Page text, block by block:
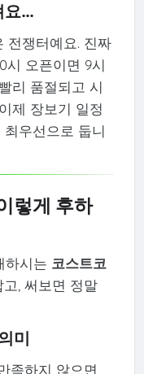
요…
전쟁터예요. 진짜
시 오픈이면 9시
리 품절되고 시
제 장보기 일정
최우선으로 둡니
렇게 후하
하시는 코스트코
, 써보면 정말
미
족하지 않으면